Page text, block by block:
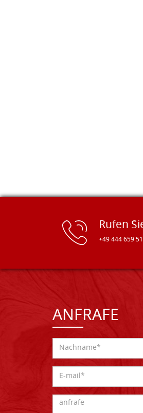
Rufen
+49 444 659
ANFRAFE